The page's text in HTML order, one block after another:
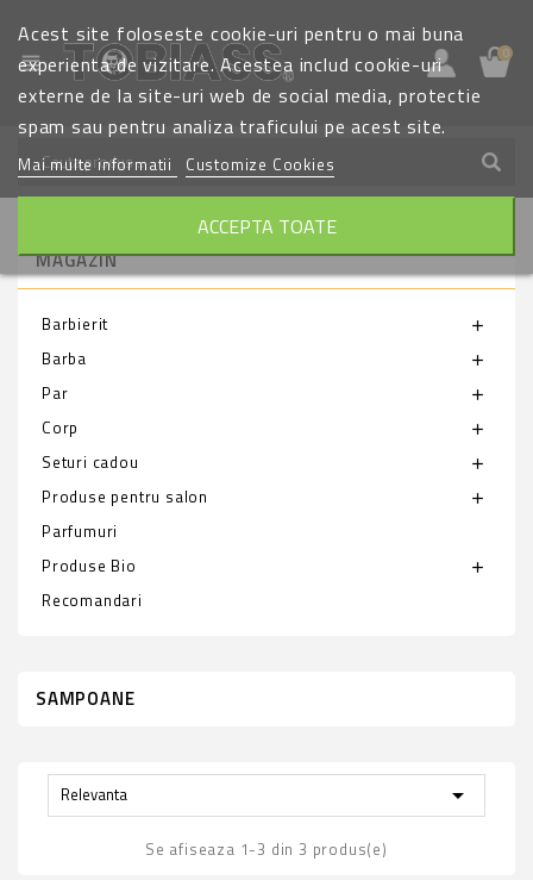
view_headline 0
Acest site foloseste cookie-uri pentru o mai buna
experienta de vizitare. Acestea includ cookie-uri
externe de la site-uri web de social media, protectie
spam sau pentru analiza traficului pe acest site.
Mai multe informatii Customize Cookies
ACCEPTA TOATE
MAGAZIN
Barbierit add
Barba add
Par add
Corp add
Seturi cadou add
Produse pentru salon add
Parfumuri
Produse Bio
add
Recomandari
SAMPOANE
Relevanta 
Se afiseaza 1-3 din 3 produs(e)